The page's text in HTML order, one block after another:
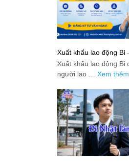
Xuất khẩu lao động Bỉ
phí, mức lương và quy
người lao động
Xuất khẩu lao động Bỉ
người lao … Xem thêm